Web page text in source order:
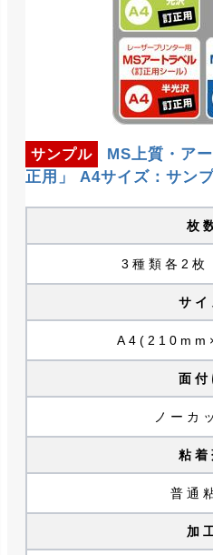
サンプル
MS上質・ア
正用」 A4サイズ：サン
枚
3種類各2枚
サイ
面付
ノーカ
粘着
普通
加